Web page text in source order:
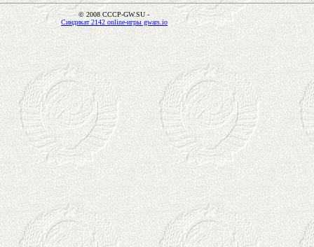
© 2008 CCCP-GW.SU -
Синдикат 2142 online-игры gwars.io